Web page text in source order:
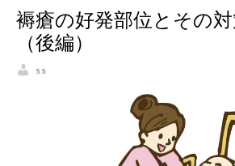
褥瘡の好発部位とその対
（後編）
ss